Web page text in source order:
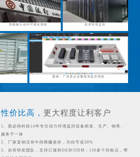
智能银行动环可视化系统 机房环境监控
案例：广东某企业蓄电池监控系统
性价比高， 更大程度让利客户
1、斯必得科技14年专注动力环境监控设备研发、生产、销售、
服务于一体
2、厂家直销没有中间商赚差价，为你节省30%
3、自有研发团队，支持订做和OEM/ODM；130多个控标点，帮